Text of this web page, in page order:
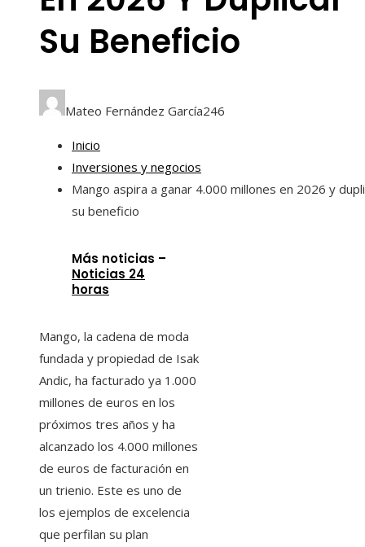
Su Beneficio
Mateo Fernández García246
Inicio
Inversiones y negocios
Mango aspira a ganar 4.000 millones en 2026 y
su beneficio
Más noticias –
Noticias 24
horas
Mango, la cadena de moda
fundada y propiedad de Isak
Andic, ha facturado ya 1.000
millones de euros en los
próximos tres años y ha
alcanzado los 4.000 millones
de euros de facturación en
un trienio. Este es uno de
los ejemplos de excelencia
que perfilan su plan